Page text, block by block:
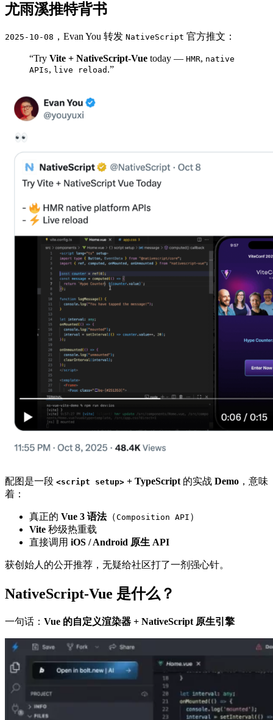
尤雨溪推特背书
2025-10-08 ，Evan You 转发 NativeScript 官方推文：
“Try Vite + NativeScript-Vue today — HMR, native
APIs, live reload .”
配图是一段 <script setup> + TypeScript的实战 Demo ，意味
着：
真正的 Vue 3 语法（Composition API ）
Vite 秒级热重载
直接调用 iOS / Android 原生 API
获创始人的公开推荐，无疑给社区打了一剂强心针。
NativeScript-Vue 是什么？
一句话： Vue 的自定义渲染器 + NativeScript 原生引擎